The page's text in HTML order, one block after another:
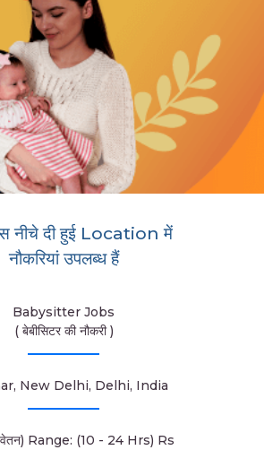
नीचे दी हुई Location में
नौकरियां उपलब्ध हैं
Babysitter Jobs
( बेबीसिटर की नौकरी )
New Delhi, Delhi, India
Range: (10 - 24 Hrs) Rs